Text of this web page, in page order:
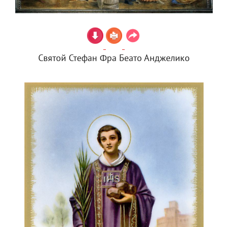
Святой Стефан Фра Беато Анджелико